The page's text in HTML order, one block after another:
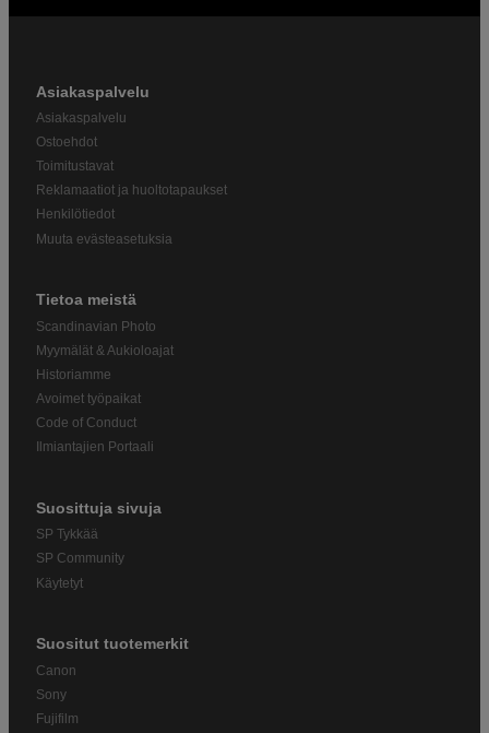
Asiakaspalvelu
Asiakaspalvelu
Ostoehdot
Toimitustavat
Reklamaatiot ja huoltotapaukset
Henkilötiedot
Muuta evästeasetuksia
Tietoa meistä
Scandinavian Photo
Myymälät & Aukioloajat
Historiamme
Avoimet työpaikat
Code of Conduct
Ilmiantajien Portaali
Suosittuja sivuja
SP Tykkää
SP Community
Käytetyt
Suositut tuotemerkit
Canon
Sony
Fujifilm